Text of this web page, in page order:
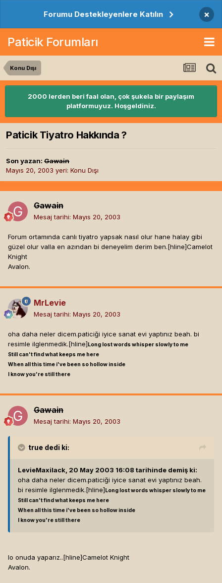
Forumu Destekleyenlere Katılın ×
Paticik Forumları
Konu Dışı
2000 lerden beri faal olan, çok şukela bir paylaşım
platformuyuz. Hoşgeldiniz.
Paticik Tiyatro Hakkında ?
Son yazan: Gawain
Mayıs 20, 2003 yeri: Konu Dışı
Gawain
Mesaj tarihi: Mayıs 20, 2003
Forum ortamında canlı tiyatro yapsak nasıl olur hane halay gibi
güzel olur valla en azından bi deneyelim derim ben.[hline]Camelot
Knight
Avalon.
MrLevie
Mesaj tarihi: Mayıs 20, 2003
oha daha neler dicem.paticiği iyice sanat evi yaptınız beah. bi
resimle ilglenmedik.[hline] Long lost words whisper slowly to me
Still can't find what keeps me here
When all this time i've been so hollow inside
I know you're still there
Gawain
Mesaj tarihi: Mayıs 20, 2003
true dedi ki:
LevieMaxilack, 20 May 2003 16:08 tarihinde demiş ki:
oha daha neler dicem.paticiği iyice sanat evi yaptınız beah.
bi resimle ilglenmedik.[hline] Long lost words whisper slowly to me
Still can't find what keeps me here
When all this time i've been so hollow inside
I know you're still there
lo onuda yaparız..[hline]Camelot Knight
Avalon.